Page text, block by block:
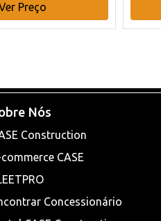
Preço
Nós
Construction
commerce CASE
Concessionário